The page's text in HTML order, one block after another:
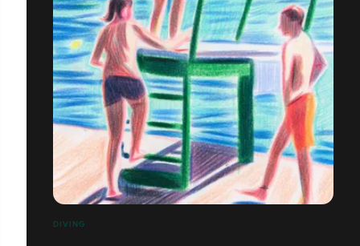
DIVING